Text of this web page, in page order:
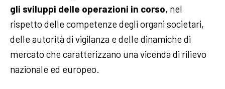
gli sviluppi delle operazioni in corso, nel
rispetto delle competenze degli organi societari,
delle autorità di vigilanza e delle dinamiche di
mercato che caratterizzano una vicenda di rilievo
nazionale ed europeo.